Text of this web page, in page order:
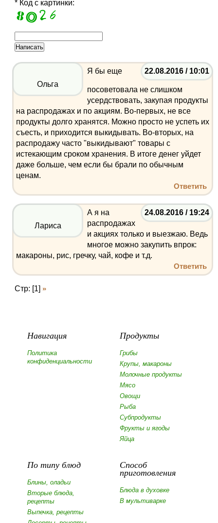
* Код с картинки:
22.08.2016 / 10:01
Ольга
Я бы еще
посоветовала не слишком
усердствовать, закупая продукты
на распродажах и по акциям. Во-первых, не все
продукты долго хранятся. Можно просто не успеть их
съесть, и приходится выкидывать. Во-вторых, на
распродажу часто "выкидывают" товары с
истекающим сроком хранения. В итоге денег уйдет
даже больше, чем если бы брали по обычным
ценам.
Ответить
24.08.2016 / 19:24
Лариса
А я на
распродажах
и акциях только и выезжаю. Ведь
многое можно закупить впрок:
макароны, рис, гречку, чай, кофе и т.д.
Ответить
Стр: [1] »
Навигация
Политика
конфиденциальности
Продукты
Грибы
Крупы, макароны
Молочные продукты
Мясо
Овощи
Рыба
Субпродукты
Фрукты и ягоды
Яйца
По типу блюд
Блины, оладьи
Вторые блюда,
рецепты
Выпечка, рецепты
Способ
приготовления
Блюда в духовке
В мультиварке